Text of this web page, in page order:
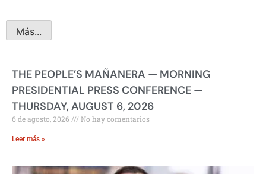
Más...
THE PEOPLE’S MAÑANERA — MORNING
PRESIDENTIAL PRESS CONFERENCE —
THURSDAY, AUGUST 6, 2026
6 de agosto, 2026 No hay comentarios
Leer más »